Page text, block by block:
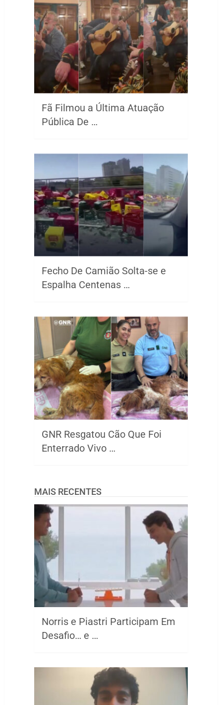
Fã Filmou a Última Atuação
Pública De …
Fecho De Camião Solta-se e
Espalha Centenas …
GNR Resgatou Cão Que Foi
Enterrado Vivo …
MAIS RECENTES
Norris e Piastri Participam Em
Desafio… e …